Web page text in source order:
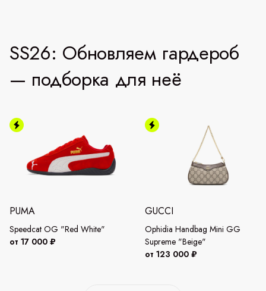
SS26: Обновляем гардероб
— подборка для неё
PUMA
Speedcat OG "Red White"
от 17 000 ₽
GUCCI
Ophidia Handbag Mini GG
Supreme "Beige"
от 123 000 ₽